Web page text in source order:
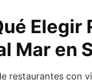
Elegir
Mar en
restaurantes con